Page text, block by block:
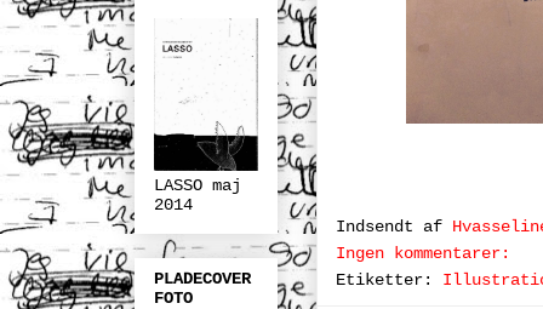
Indsendt af
Ingen kommentarer:
Etiketter:
LASSO maj
2014
PLADECOVER
FOTO